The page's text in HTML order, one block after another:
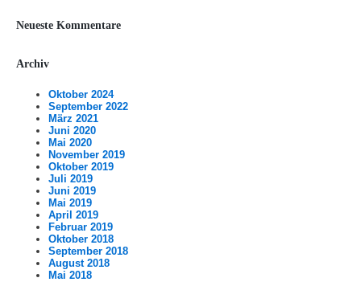
Neueste Kommentare
Archiv
Oktober 2024
September 2022
März 2021
Juni 2020
Mai 2020
November 2019
Oktober 2019
Juli 2019
Juni 2019
Mai 2019
April 2019
Februar 2019
Oktober 2018
September 2018
August 2018
Mai 2018